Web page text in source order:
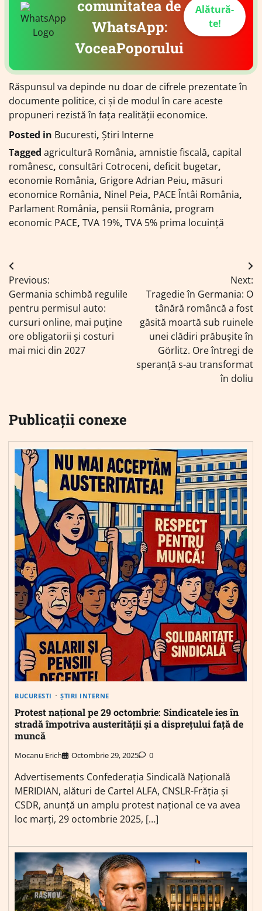
comunitatea de
WhatsApp:
VoceaPoporului
Alătură-
te!
Răspunsul va depinde nu doar de cifrele prezentate în
documente politice, ci și de modul în care aceste
propuneri rezistă în fața realității economice.
Posted in Bucuresti, Știri Interne
Tagged agricultură România, amnistie fiscală, capital
românesc, consultări Cotroceni, deficit bugetar,
economie România, Grigore Adrian Peiu, măsuri
economice România, Ninel Peia, PACE Întâi România,
Parlament România, pensii România, program
economic PACE, TVA 19%, TVA 5% prima locuință
Navigare
în
articole
Previous:
Germania schimbă regulile
pentru permisul auto:
cursuri online, mai puține
ore obligatorii și costuri
mai mici din 2027
Next:
Tragedie în Germania: O
tânără româncă a fost
găsită moartă sub ruinele
unei clădiri prăbușite în
Görlitz. Ore întregi de
speranță s-au transformat
în doliu
Publicații conexe
BUCURESTI ȘTIRI INTERNE
Protest național pe 29 octombrie: Sindicatele ies în
stradă împotriva austerității și a disprețului față de
muncă
Mocanu Erich Octombrie 29, 2025 0
Advertisements Confederația Sindicală Națională
MERIDIAN, alături de Cartel ALFA, CNSLR-Frăția și
CSDR, anunță un amplu protest național ce va avea
loc marți, 29 octombrie 2025, […]